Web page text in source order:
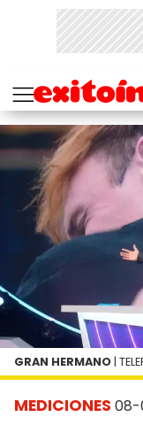
MEDICIONES 08-
GRAN HERMANO |